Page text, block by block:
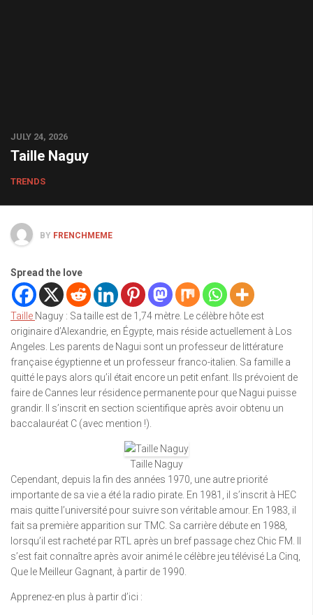
JULY 24, 2026
Taille Naguy
TRENDS
BY FRENCHMEME
Spread the love
Taille Naguy : Sa taille est de 1,74 mètre. Le célèbre hôte est
originaire d’Alexandrie, en Égypte, mais réside actuellement à Los
Angeles. Les parents de Nagui sont un professeur de littérature
française égyptienne et un professeur franco-italien. Sa famille a
quitté le pays alors qu’il était encore un petit enfant. Ils prévoient de
faire de Cannes leur résidence permanente pour que Nagui puisse
grandir. Il s’inscrit en section scientifique après avoir obtenu un
baccalauréat C (avec mention !).
Taille Naguy
Cependant, depuis la fin des années 1970, une autre priorité
importante de sa vie a été la radio pirate. En 1981, il s’inscrit à HEC
mais quitte l’université pour suivre son véritable amour. En 1983, il
fait sa première apparition sur TMC. Sa carrière débute en 1988,
lorsqu’il est racheté par RTL après un bref passage chez Chic FM. Il
s’est fait connaître après avoir animé le célèbre jeu télévisé La Cinq,
Que le Meilleur Gagnant, à partir de 1990.
Apprenez-en plus à partir d’ici :